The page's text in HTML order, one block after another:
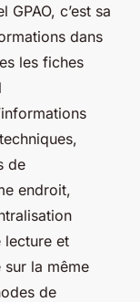
GPAO, c’est sa
dans
les fiches
de
endroit,
lecture et
la même
de